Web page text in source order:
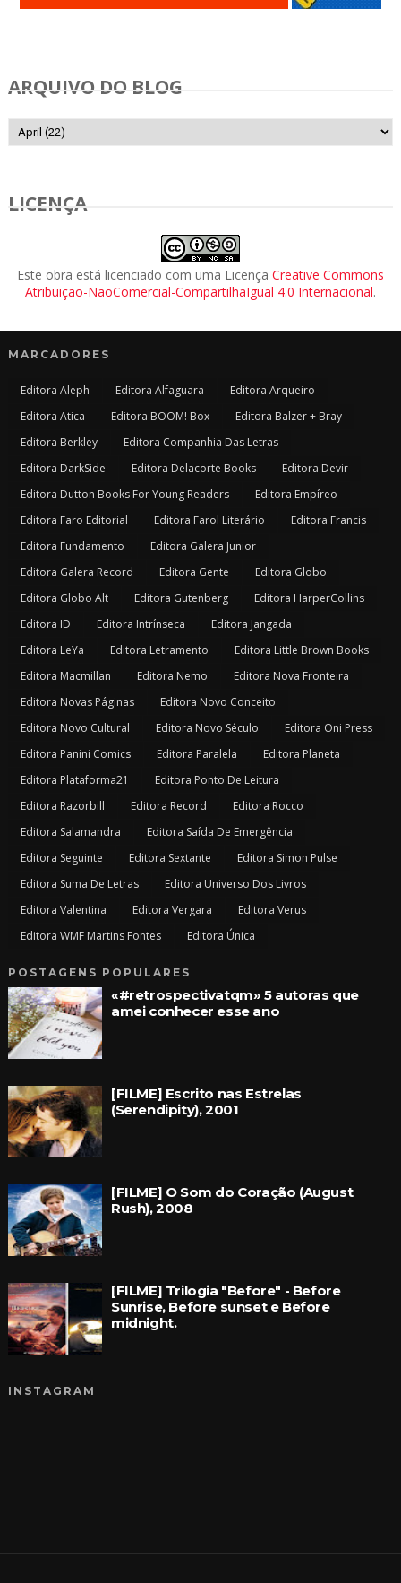
ARQUIVO DO BLOG
LICENÇA
Este obra está licenciado com uma Licença Creative Commons
Atribuição-NãoComercial-CompartilhaIgual 4.0 Internacional.
MARCADORES
Editora Aleph Editora Alfaguara
Editora Arqueiro
Editora Atica
Editora BOOM! Box
Editora Balzer + Bray
Editora Berkley
Editora Companhia Das Letras
Editora DarkSide
Editora Delacorte Books
Editora Devir
Editora Dutton Books For Young Readers
Editora Empíreo
Editora Faro Editorial
Editora Farol Literário
Editora Francis
Editora Fundamento
Editora Galera Junior
Editora Galera Record
Editora Gente
Editora Globo
Editora Globo Alt
Editora Gutenberg
Editora HarperCollins
Editora ID
Editora Intrínseca
Editora Jangada
Editora LeYa
Editora Letramento
Editora Little Brown Books
Editora Macmillan
Editora Nemo
Editora Nova Fronteira
Editora Novas Páginas
Editora Novo Conceito
Editora Novo Cultural
Editora Novo Século
Editora Oni Press
Editora Panini Comics
Editora Paralela
Editora Planeta
Editora Plataforma21
Editora Ponto De Leitura
Editora Razorbill
Editora Record
Editora Rocco
Editora Salamandra
Editora Saída De Emergência
Editora Seguinte
Editora Sextante
Editora Simon Pulse
Editora Suma De Letras
Editora Universo Dos Livros
Editora Valentina
Editora Vergara
Editora Verus
Editora WMF Martins Fontes
Editora Única
POSTAGENS POPULARES
«#retrospectivatqm» 5 autoras que
amei conhecer esse ano
[FILME] Escrito nas Estrelas
(Serendipity), 2001
[FILME] O Som do Coração (August
Rush), 2008
[FILME] Trilogia "Before" - Before
Sunrise, Before sunset e Before
midnight.
INSTAGRAM